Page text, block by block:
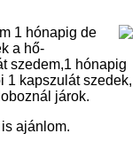
1 hónapig de
a hő-
szedem,1 hónapig
1 kapszulát szedek,
járok.
ajánlom.